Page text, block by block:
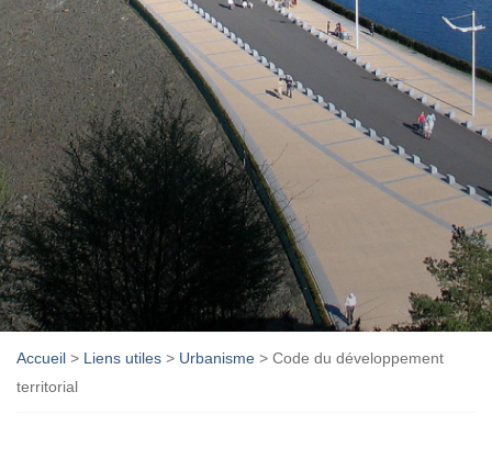
Accueil > Liens utiles > Urbanisme > Code du développement
territorial